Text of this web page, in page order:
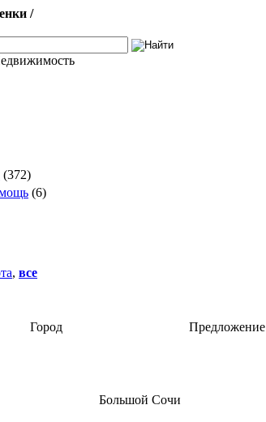
/
(372)
(6)
, все
Город Предложение
Большой Сочи